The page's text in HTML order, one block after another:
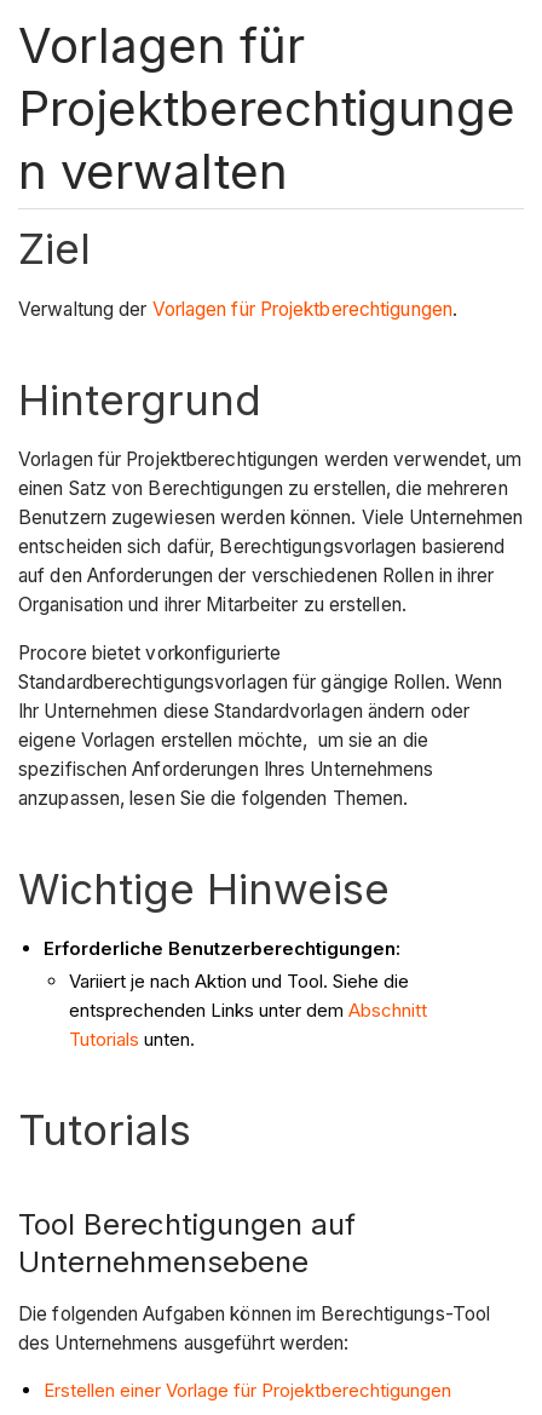
Vorlagen für
Projektberechtigunge
n verwalten
Ziel
Verwaltung der Vorlagen für Projektberechtigungen.
Hintergrund
Vorlagen für Projektberechtigungen werden verwendet, um
einen Satz von Berechtigungen zu erstellen, die mehreren
Benutzern zugewiesen werden können. Viele Unternehmen
entscheiden sich dafür, Berechtigungsvorlagen basierend
auf den Anforderungen der verschiedenen Rollen in ihrer
Organisation und ihrer Mitarbeiter zu erstellen.
Procore bietet vorkonfigurierte
Standardberechtigungsvorlagen für gängige Rollen. Wenn
Ihr Unternehmen diese Standardvorlagen ändern oder
eigene Vorlagen erstellen möchte, um sie an die
spezifischen Anforderungen Ihres Unternehmens
anzupassen, lesen Sie die folgenden Themen.
Wichtige Hinweise
Erforderliche Benutzerberechtigungen:
Variiert je nach Aktion und Tool. Siehe die
entsprechenden Links unter dem Abschnitt
Tutorials unten.
Tutorials
Tool Berechtigungen auf
Unternehmensebene
Die folgenden Aufgaben können im Berechtigungs-Tool
des Unternehmens ausgeführt werden:
Erstellen einer Vorlage für Projektberechtigungen